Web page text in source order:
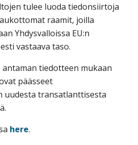
tulee luoda tiedonsiirtoja
raamit, joilla
Yhdysvalloissa EU:n
vastaava taso.
antaman tiedotteen mukaan
päässeet
uudesta transatlanttisesta
here.